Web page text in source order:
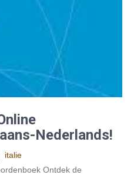
Nederlands!
italie
Ontdek de